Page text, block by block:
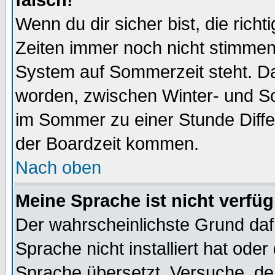
Wenn du dir sicher bist, die
Zeiten immer noch nicht
System auf Sommerzeit steht.
worden, zwischen Winter- und
im Sommer zu einer Stunde
der Boardzeit kommen.
Nach oben
Meine Sprache ist nicht
Der wahrscheinlichste Grund
Sprache nicht installiert hat